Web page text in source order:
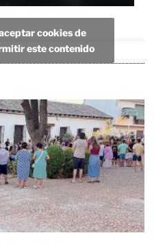
cookies de
este contenido